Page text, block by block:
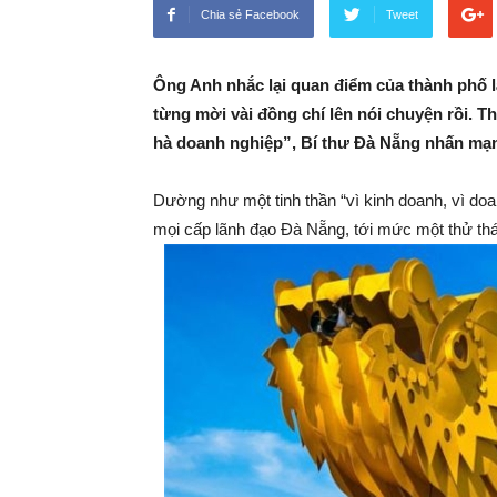
Chia sẻ Facebook Tweet
Ông Anh nhắc lại quan điểm của thành
từng mời vài đồng chí lên nói chuyện rồi.
hà doanh nghiệp”, Bí thư Đà Nẵng nhấn
Dường như một tinh thần “vì kinh doanh, vì
mọi cấp lãnh đạo Đà Nẵng, tới mức một thử